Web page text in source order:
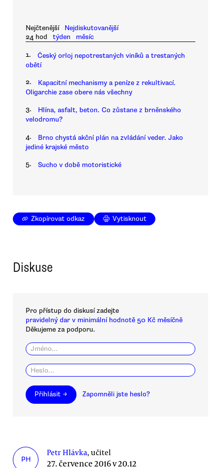
Nejčtenější
Nejdiskutovanější
24 hod
týden měsíc
1.
Český orloj nepotrestaných viníků a trestaných
obětí
2.
Kapacitní mechanismy a peníze z rekultivací.
Oligarchie zase obere nás všechny
3.
Hlína, asfalt, beton. Co zůstane z brněnského
velodromu?
4.
Brno chystá akční plán na zvládání veder. Jako
jediné krajské město
5. Sucho v době motoristické
Zkopírovat odkaz Vytisknout
Diskuse
Pro přístup do diskusí zadejte
pravidelný dar v minimální hodnotě 50 Kč měsíčně
Děkujeme za podporu.
Přihlásit → Zapomněli jste heslo?
PH
Petr Hlávka, učitel
27. července 2016 v 20.12